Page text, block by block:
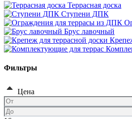
Террасная доска
Ступени ДПК
Брус лавочный
Фильтры
Цена